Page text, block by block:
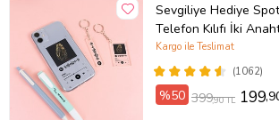
Sevgiliye Hediye
Telefon Kılıfı İki
(1062)
Kargo ile Teslimat
%50 399,90 TL 199